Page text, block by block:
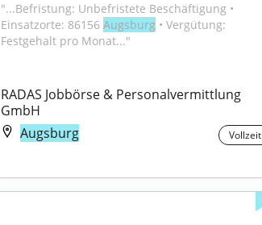
"...Befristung: Unbefristete Beschäftigung •
Einsatzorte: 86156 Augsburg • Vergütung:
Festgehalt pro Monat..."
RADAS Jobbörse & Personalvermittlung
GmbH
Augsburg
Vollzeit